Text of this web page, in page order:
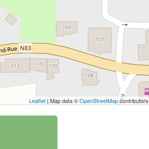
Leaflet| Map data ©OpenStreetMap